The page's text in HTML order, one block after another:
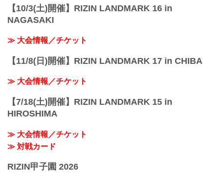
【10/3(土)開催】RIZIN LANDMARK 16 in
NAGASAKI
≫ 大会情報／チケット
【11/8(日)開催】RIZIN LANDMARK 17 in CHIBA
≫ 大会情報／チケット
【7/18(土)開催】RIZIN LANDMARK 15 in
HIROSHIMA
≫ 大会情報／チケット
≫ 対戦カード
RIZIN甲子園 2026